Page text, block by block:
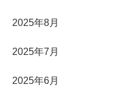
2025年8月
2025年7月
2025年6月